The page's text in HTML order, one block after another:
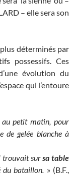
– elle sera son
déterminés par
possessifs. Ces
évolution du
qui l’entoure
au petit matin, pour
gelée blanche à
trouvait sursa table
du bataillon. » (B.F.,